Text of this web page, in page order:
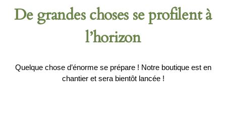
De grandes choses se profilent à
l’horizon
Quelque chose d’énorme se prépare ! Notre boutique est en
chantier et sera bientôt lancée !